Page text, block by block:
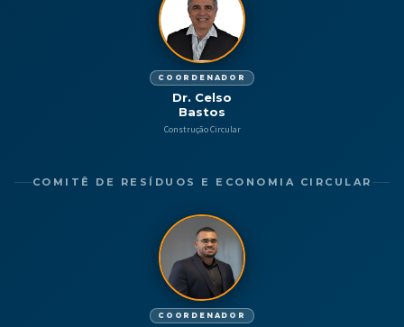
COORDENADOR
Dr. Celso
Bastos
Construção Circular
COMITÊ DE RESÍDUOS E ECONOMIA CIRCULAR
COORDENADOR